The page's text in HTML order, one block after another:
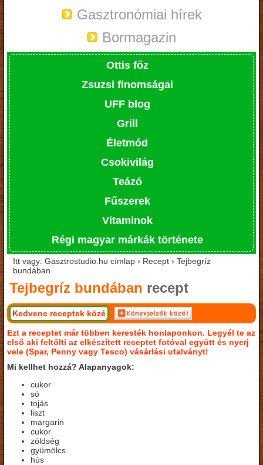
Gasztronómiai hírek
Bormagazin
Ottis főz
Zsuzsi finomságai
UFF blog
Grill
Életmód
Csokivilág
Teázó
Fűszerek
Vitaminok
Régi magyar márkák története
Itt vagy: Gasztrostudio.hu címlap › Recept › Tejbegríz
bundában
Tejbegríz bundában recept
Kedvenc receptek közé
Ezt a receptet már többen keresték honlaponkon. Legyél te az
első aki feltölti az elkészített receptet fotóval együtt és nyerj
vele (Spar, Penny vagy Tesco) vásárlási utalványt!
Mi kellhet hozzá? Alapanyagok:
cukor
só
tojás
liszt
margarin
cukor
zöldség
gyümölcs
hús